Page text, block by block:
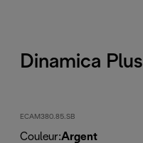
Dinamica Plus
ECAM380.85.SB
Couleur:Argent